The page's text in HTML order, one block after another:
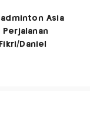
Asia
Daniel